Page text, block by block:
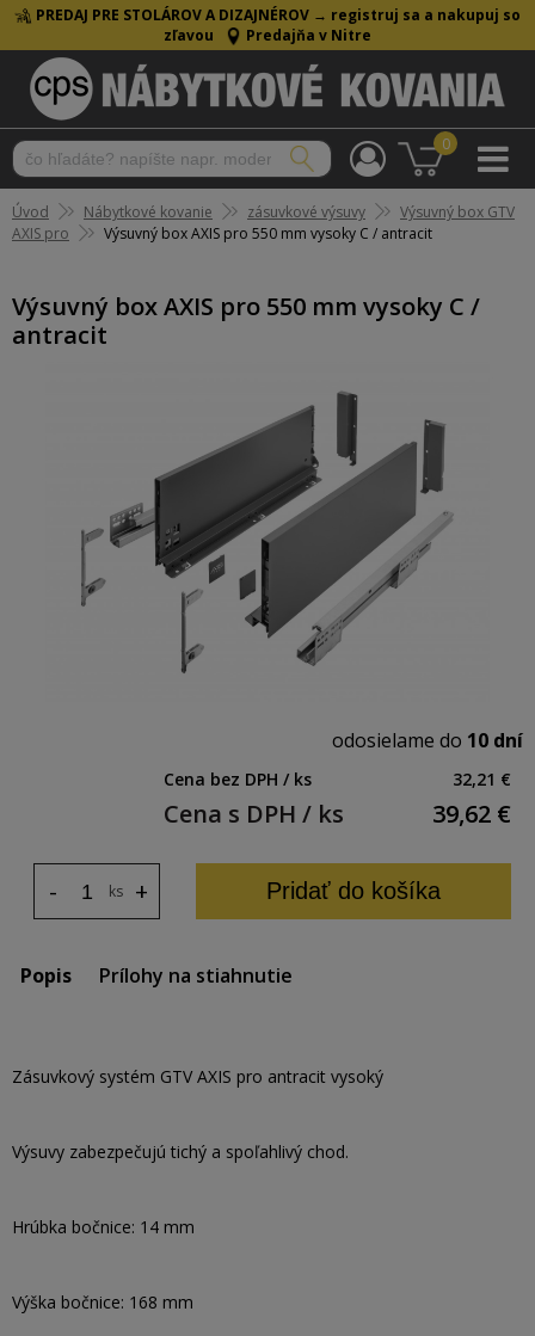
PREDAJ PRE STOLÁROV A DIZAJNÉROV → registruj sa a nakupuj so
zľavou
Predajňa v Nitre
0
Úvod Nábytkové kovanie zásuvkové výsuvy
Výsuvný box GTV
AXIS pro
Výsuvný box AXIS pro 550 mm vysoky C / antracit
Výsuvný box AXIS pro 550 mm vysoky C /
antracit
odosielame do 10 dní
Cena bez DPH / ks 32,21 €
Cena s DPH / ks 39,62 €
ks +
- Pridať do košíka
Popis Prílohy na stiahnutie
Zásuvkový systém GTV AXIS pro antracit vysoký
Výsuvy zabezpečujú tichý a spoľahlivý chod.
Hrúbka bočnice: 14 mm
Výška bočnice: 168 mm